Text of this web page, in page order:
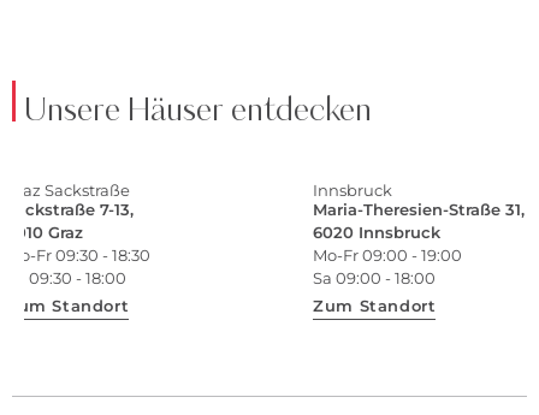
Unsere Häuser entdecken
Graz Sackstraße
Sackstraße 7-13,
8010 Graz
Mo-Fr 09:30 - 18:30
Sa 09:30 - 18:00
Zum Standort
Innsbruck
Maria-Theresien-Straße 31,
6020 Innsbruck
Mo-Fr 09:00 - 19:00
Sa 09:00 - 18:00
Zum Standort